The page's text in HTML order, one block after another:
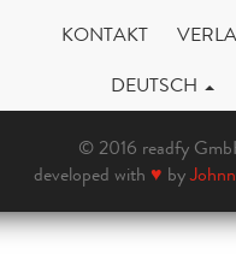
KONTAKT
DEUTSCH
© 2016 readfy
developed with ♥ by